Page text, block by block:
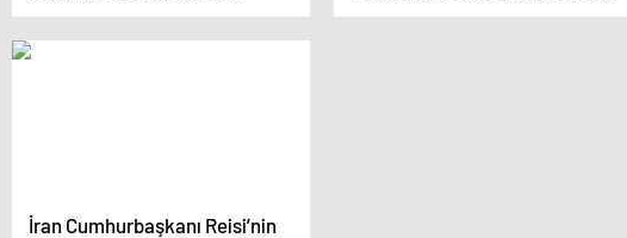
Çağatay Balcı SABAH’a
açıkladı: Tahran yönetimi için
çıkış yolu…
Saldırırsa tüm altyapıları hedef
İran Cumhurbaşkanı Reisi’nin